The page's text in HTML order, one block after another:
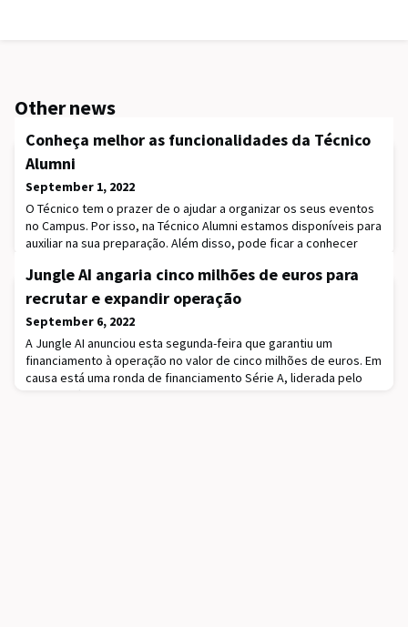
Other news
Conheça melhor as funcionalidades da Técnico
Alumni
September 1, 2022
O Técnico tem o prazer de o ajudar a organizar os seus eventos
no Campus. Por isso, na Técnico Alumni estamos disponíveis para
auxiliar na sua preparação. Além disso, pode ficar a conhecer
Jungle AI angaria cinco milhões de euros para
recrutar e expandir operação
September 6, 2022
A Jungle AI anunciou esta segunda-feira que garantiu um
financiamento à operação no valor de cinco milhões de euros. Em
causa está uma ronda de financiamento Série A, liderada pelo
fundo Shift Invest. A Rocks International Group, EDP Ventures,